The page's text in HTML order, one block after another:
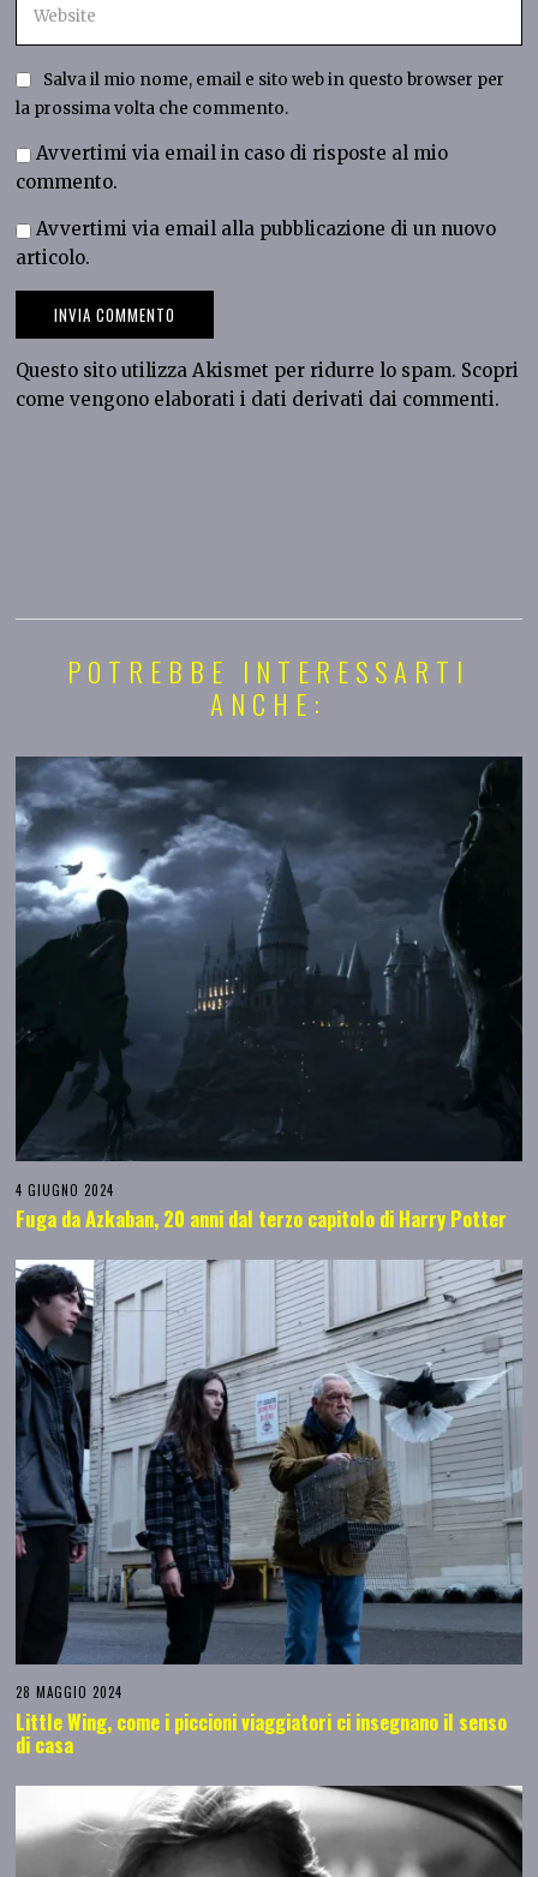
Salva il mio nome, email e sito web in questo browser per
la prossima volta che commento.
Avvertimi via email in caso di risposte al mio
commento.
Avvertimi via email alla pubblicazione di un nuovo
articolo.
Questo sito utilizza Akismet per ridurre lo spam. Scopri
come vengono elaborati i dati derivati dai commenti.
POTREBBE INTERESSARTI
ANCHE:
4 GIUGNO 2024
Fuga da Azkaban, 20 anni dal terzo capitolo di Harry Potter
28 MAGGIO 2024
Little Wing, come i piccioni viaggiatori ci insegnano il senso
di casa